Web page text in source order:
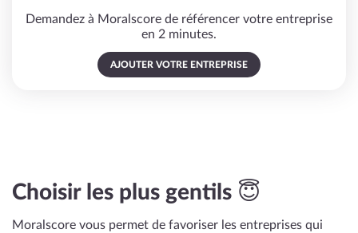
Demandez à Moralscore de référencer votre entreprise
en 2 minutes.
AJOUTER VOTRE ENTREPRISE
Choisir les plus gentils 😇
Moralscore vous permet de favoriser les entreprises qui